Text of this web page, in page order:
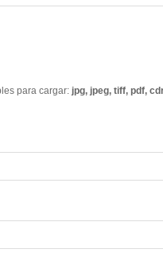
para cargar: jpg, jpeg, tiff, pdf,